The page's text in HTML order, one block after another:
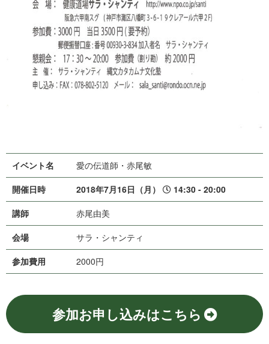
イベント名
愛の伝道師・赤尾敏
開催日時
2018年7月16日（月）
14:30 - 20:00
講師
赤 尾 由 美
会場
サラ・シ ャ ン テ ィ
参加費用
2000円
参加お申し込みはこちら